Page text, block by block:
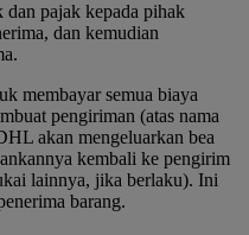
dan pajak kepada pihak
dan kemudian
membayar semua biaya
pengiriman (atas nama
akan mengeluarkan bea
kembali ke pengirim
lainnya, jika berlaku). Ini
barang.